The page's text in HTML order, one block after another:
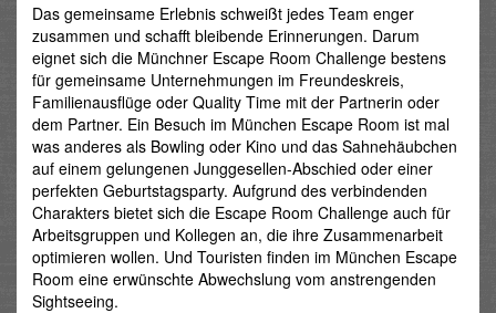
Das gemeinsame Erlebnis schweißt jedes Team enger
zusammen und schafft bleibende Erinnerungen. Darum
eignet sich die Münchner Escape Room Challenge bestens
für gemeinsame Unternehmungen im Freundeskreis,
Familienausflüge oder Quality Time mit der Partnerin oder
dem Partner. Ein Besuch im München Escape Room ist mal
was anderes als Bowling oder Kino und das Sahnehäubchen
auf einem gelungenen Junggesellen-Abschied oder einer
perfekten Geburtstagsparty. Aufgrund des verbindenden
Charakters bietet sich die Escape Room Challenge auch für
Arbeitsgruppen und Kollegen an, die ihre Zusammenarbeit
optimieren wollen. Und Touristen finden im München Escape
Room eine erwünschte Abwechslung vom anstrengenden
Sightseeing.